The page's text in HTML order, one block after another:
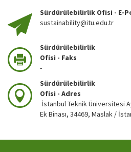
Sürdürülebilirlik Ofisi - E-
sustainability@itu.edu.tr
Sürdürülebilirlik
Ofisi - Faks
-
Sürdürülebilirlik
Ofisi - Adres
İstanbul Teknik Üniversitesi
Ek Binası, 34469, Maslak /